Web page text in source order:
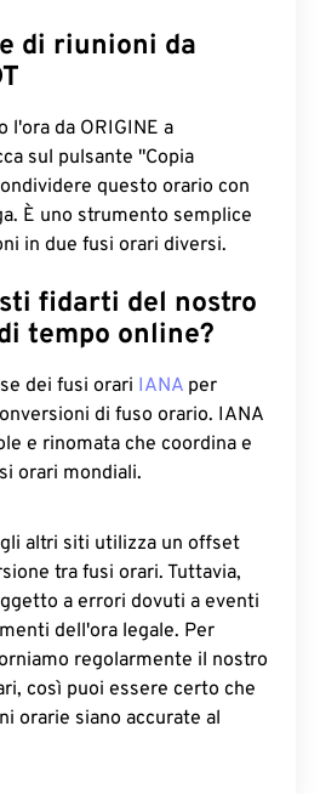
di riunioni da
l'ora da ORIGINE a
sul pulsante "Copia
questo orario con
È uno strumento semplice
in due fusi orari diversi.
fidarti del nostro
tempo online?
dei fusi orari IANA per
di fuso orario. IANA
e rinomata che coordina e
orari mondiali.
altri siti utilizza un offset
tra fusi orari. Tuttavia,
a errori dovuti a eventi
dell'ora legale. Per
regolarmente il nostro
così puoi essere certo che
orarie siano accurate al